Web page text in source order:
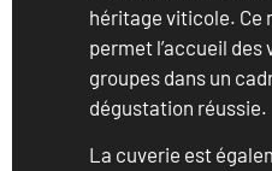
héritage viticole. Ce
permet l’accueil des
groupes dans un
dégustation réussie.
La cuverie est